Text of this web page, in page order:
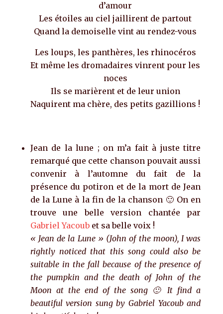
d’amour
Les étoiles au ciel jaillirent de partout
Quand la demoiselle vint au rendez-vous
Les loups, les panthères, les rhinocéros
Et même les dromadaires vinrent pour les
noces
Ils se marièrent et de leur union
Naquirent ma chère, des petits gazillions !
Jean de la lune ; on m’a fait à juste titre
remarqué que cette chanson pouvait aussi
convenir à l’automne du fait de la
présence du potiron et de la mort de Jean
de la Lune à la fin de la chanson 🙂 On en
trouve une belle version chantée par
Gabriel Yacoubet sa belle voix !
« Jean de la Lune » (John of the moon), I was
rightly noticed that this song could also be
suitable in the fall because of the presence of
the pumpkin and the death of John of the
Moon at the end of the song 🙂 It find a
beautiful version sung by Gabriel Yacoub and